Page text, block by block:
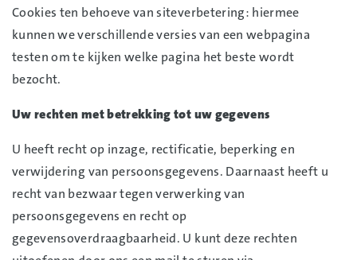
Cookies ten behoeve van siteverbetering: hiermee
kunnen we verschillende versies van een webpagina
testen om te kijken welke pagina het beste wordt
bezocht.
Uw rechten met betrekking tot uw gegevens
U heeft recht op inzage, rectificatie, beperking en
verwijdering van persoonsgegevens. Daarnaast heeft u
recht van bezwaar tegen verwerking van
persoonsgegevens en recht op
gegevensoverdraagbaarheid. U kunt deze rechten